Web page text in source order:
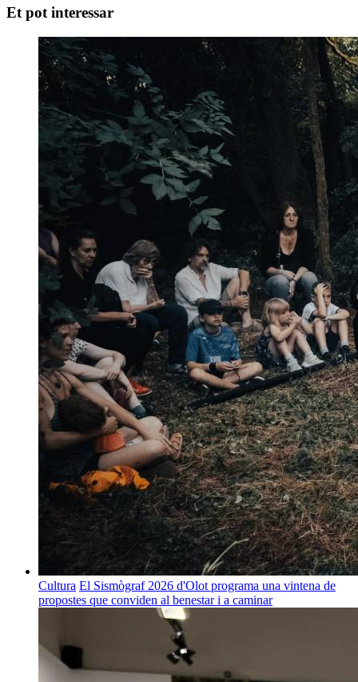
Et pot interessar
Cultura El Sismògraf 2026 d'Olot programa una vintena de
propostes que conviden al benestar i a caminar